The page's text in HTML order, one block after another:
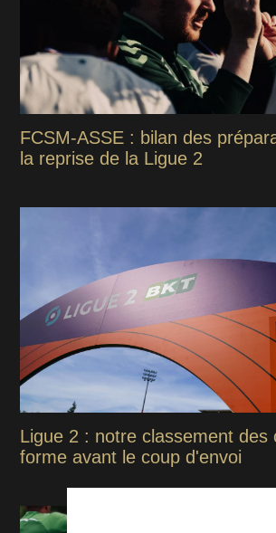
FCSM-ASSE : bilan des
la reprise de la Ligue 2
Ligue 2 : notre classement des
forme avant le coup d'envoi